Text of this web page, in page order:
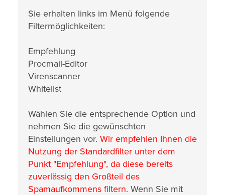
Sie erhalten links im Menü folgende
Filtermöglichkeiten:
Empfehlung
Procmail-Editor
Virenscanner
Whitelist
Wählen Sie die entsprechende Option und
nehmen Sie die gewünschten
Einstellungen vor. Wir empfehlen Ihnen die
Nutzung der Standardfilter unter dem
Punkt "Empfehlung", da diese bereits
zuverlässig den Großteil des
Spamaufkommens filtern. Wenn Sie mit